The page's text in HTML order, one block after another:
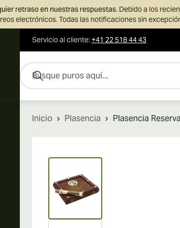
retraso en nuestras respuestas. Debido a los
electrónicos. Todas las notificaciones sin
Servicio al cliente:+41 22 518 44 43
Busque puros aquí...
Inicio Plasencia Plasencia
View larger image